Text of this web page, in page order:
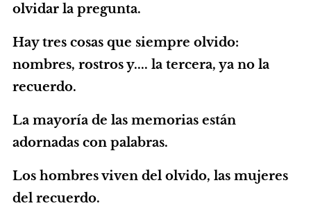
olvidar la pregunta.
Hay tres cosas que siempre olvido:
nombres, rostros y.... la tercera, ya no la
recuerdo.
La mayoría de las memorias están
adornadas con palabras.
Los hombres viven del olvido, las mujeres
del recuerdo.